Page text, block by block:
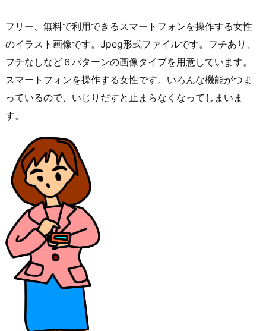
フリー、無料で利用できるスマートフォンを操作する女性
のイラスト画像です。Jpeg形式ファイルです。フチあり、
フチなしなど６パターンの画像タイプを用意しています。
スマートフォンを操作する女性です。いろんな機能がつま
っているので、いじりだすと止まらなくなってしまいま
す。